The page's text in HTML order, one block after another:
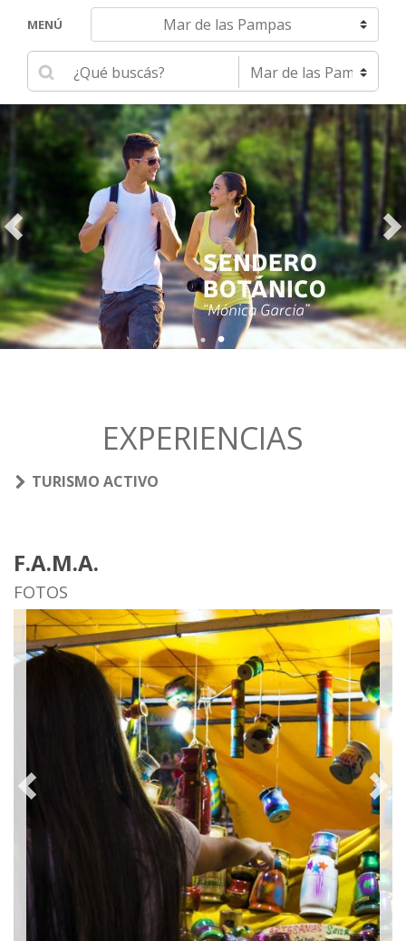
MENÚ Navegar hacia otra localidad
Ingrese su búsqueda Seleccione una localidad
EXPERIENCIAS
TURISMO ACTIVO
F.A.M.A.
FOTOS